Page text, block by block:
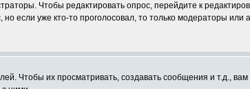
Чтобы редактировать опрос, перейдите к
если уже кто-то проголосовал, то только модераторы
Чтобы их просматривать, создавать сообщения и т.д.,